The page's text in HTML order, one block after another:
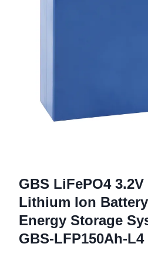
GBS LiFePO4 3.2V
Lithium Ion
Energy Storage
GBS-LFP150Ah-